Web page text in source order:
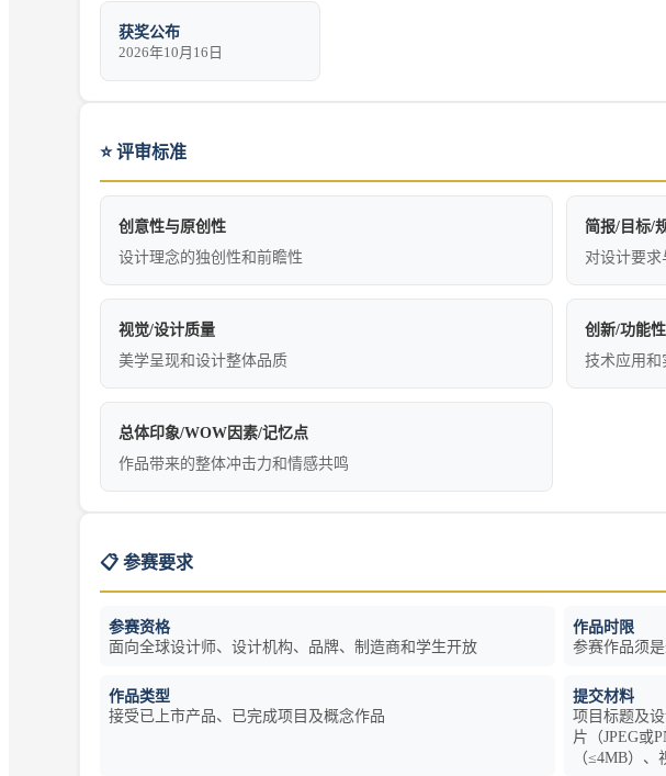
获奖公布
2026年10月16日
⭐ 评审标准
创意性与原创性
设计理念的独创性和前瞻性
简报/目标/
对设计要
视觉/设计质量
美学呈现和设计整体品质
创新/功能
技术应用和
总体印象/WOW因素/记忆点
作品带来的整体冲击力和情感共鸣
📋 参赛要求
参赛资格
面向全球设计师、设计机构、品牌、制造商和学生开放
作品时限
参赛作品须
作品类型
接受已上市产品、已完成项目及概念作品
提交材料
项目标题及
片（JPEG或
（≤4MB）、